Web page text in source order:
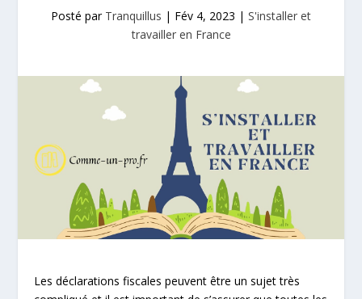
Posté par Tranquillus | Fév 4, 2023 | S'installer et
travailler en France
Les déclarations fiscales peuvent être un sujet très